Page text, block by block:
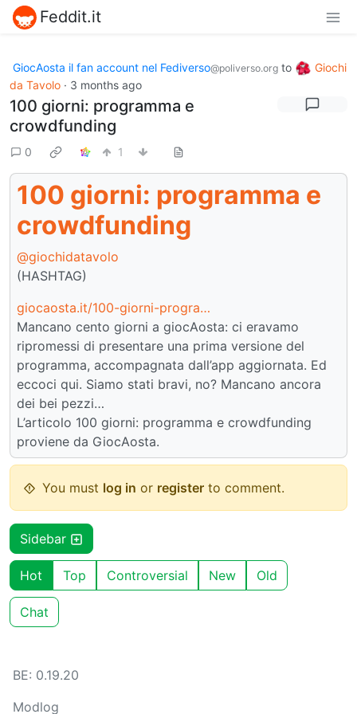
Feddit.it
GiocAosta il fan account nel Fediverso@poliverso.org to
Giochi
da Tavolo · 3 months ago
100 giorni: programma e
crowdfunding
0 1
100 giorni: programma e
crowdfunding
@giochidatavolo
(HASHTAG)
giocaosta.it/100-giorni-progra…
Mancano cento giorni a giocAosta: ci eravamo
ripromessi di presentare una prima versione del
programma, accompagnata dall’app aggiornata. Ed
eccoci qui. Siamo stati bravi, no? Mancano ancora
dei bei pezzi…
L’articolo 100 giorni: programma e crowdfunding
proviene da GiocAosta.
You must log in or register to comment.
Sidebar
Hot Top Controversial New Old
Chat
BE: 0.19.20
Modlog